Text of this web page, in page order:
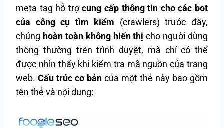
meta tag hỗ trợcung cấp thông tin cho các bot
của công cụ tìm kiếm (crawlers) trước đây,
chúng hoàn toàn không hiển thị cho người dùng
thông thường trên trình duyệt, mà chỉ có thể
được nhìn thấy khi kiểm tra mã nguồn của trang
web. Cấu trúc cơ bản của một thẻ này bao gồm
tên thẻ và nội dung: